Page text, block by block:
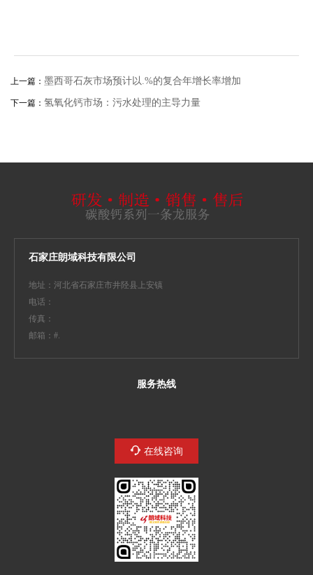
上一篇： 墨西哥石灰市场预计以3.70%的复合年增长率增加
下一篇： 氢氧化钙市场：污水处理的主导力量
石家庄朗域科技有限公司
地址：河北省石家庄市井陉县上安镇
电话：13933183307
传真：
邮箱：yewu#11611.cc
服务热线
在线咨询